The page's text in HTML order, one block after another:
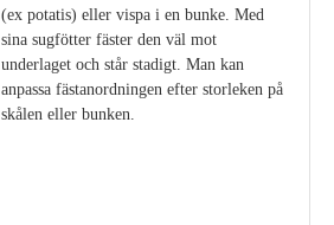
(ex potatis) eller vispa i en bunke. Med
sina sugfötter fäster den väl mot
underlaget och står stadigt. Man kan
anpassa fästanordningen efter storleken på
skålen eller bunken.